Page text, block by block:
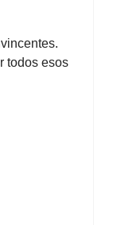
todos esos